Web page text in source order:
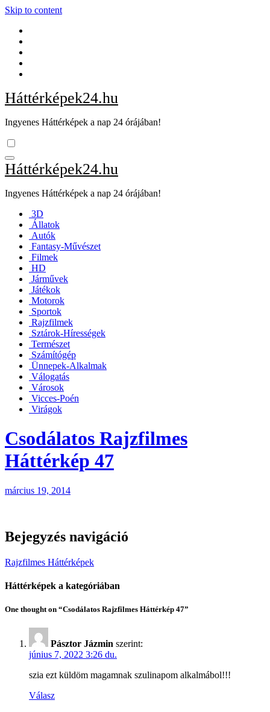
Skip to content
Háttérképek24.hu
Ingyenes Háttérképek a nap 24 órájában!
Háttérképek24.hu
Ingyenes Háttérképek a nap 24 órájában!
3D
Állatok
Autók
Fantasy-Művészet
Filmek
HD
Járművek
Játékok
Motorok
Sportok
Rajzfilmek
Sztárok-Hírességek
Természet
Számítógép
Ünnepek-Alkalmak
Válogatás
Városok
Vicces-Poén
Virágok
Csodálatos Rajzfilmes
Háttérkép 47
március 19, 2014
Bejegyzés navigáció
Rajzfilmes Háttérképek
Háttérképek a kategóriában
One thought on “Csodálatos Rajzfilmes Háttérkép 47”
Pásztor Jázmin szerint:
június 7, 2022 3:26 du.
szia ezt küldöm magamnak szulinapom alkalmábol!!!
Válasz